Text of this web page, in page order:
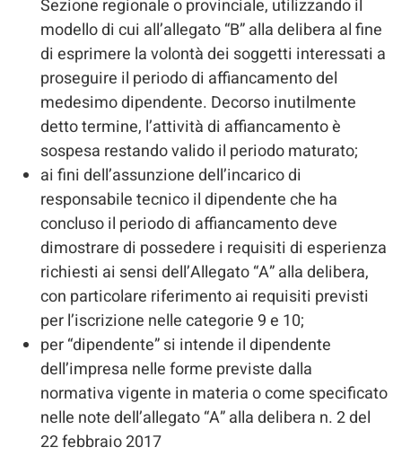
Sezione regionale o provinciale, utilizzando il
modello di cui all’allegato “B” alla delibera al fine
di esprimere la volontà dei soggetti interessati a
proseguire il periodo di affiancamento del
medesimo dipendente. Decorso inutilmente
detto termine, l’attività di affiancamento è
sospesa restando valido il periodo maturato;
ai fini dell’assunzione dell’incarico di
responsabile tecnico il dipendente che ha
concluso il periodo di affiancamento deve
dimostrare di possedere i requisiti di esperienza
richiesti ai sensi dell’Allegato “A” alla delibera,
con particolare riferimento ai requisiti previsti
per l’iscrizione nelle categorie 9 e 10;
per “dipendente” si intende il dipendente
dell’impresa nelle forme previste dalla
normativa vigente in materia o come specificato
nelle note dell’allegato “A” alla delibera n. 2 del
22 febbraio 2017